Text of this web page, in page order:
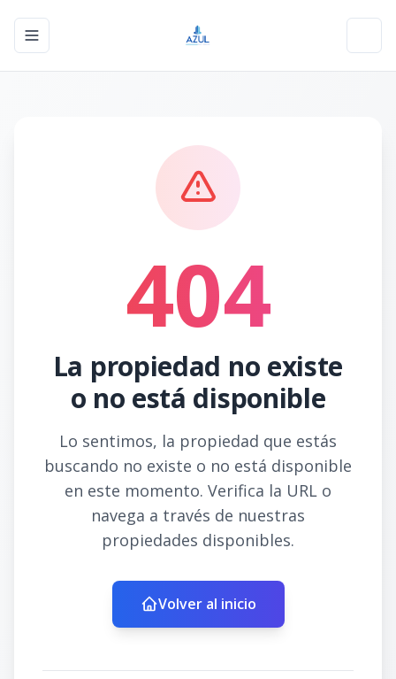
Toggle navigation menu
404
La propiedad no existe
o no está disponible
Lo sentimos, la propiedad que estás
buscando no existe o no está disponible
en este momento. Verifica la URL o
navega a través de nuestras
propiedades disponibles.
Volver al inicio